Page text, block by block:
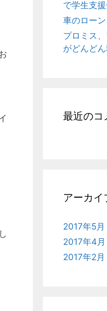
で学生支
車のローン
プロミス
がどんど
最近のコ
アーカイ
2017年5月
2017年4月
2017年2月